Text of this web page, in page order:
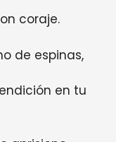
coraje.
de espinas,
en tu